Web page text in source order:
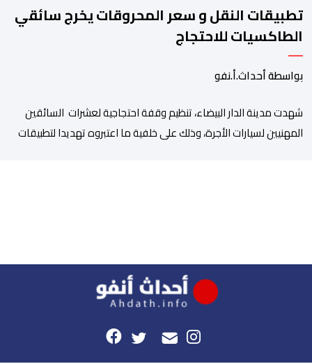
تطبيقات النقل و سعر المحروقات يخرج سائقي
الطاكسيات للاحتجاج
بواسطة أحداث.أ.نفو
شهدت مدينة الدار البيضاء، تنظيم وقفة احتجاجية لعشرات السائقين
المهنيين لسيارات الأجرة، وذلك على خلفية ما اعتبروه تهديدا لتطبيقات